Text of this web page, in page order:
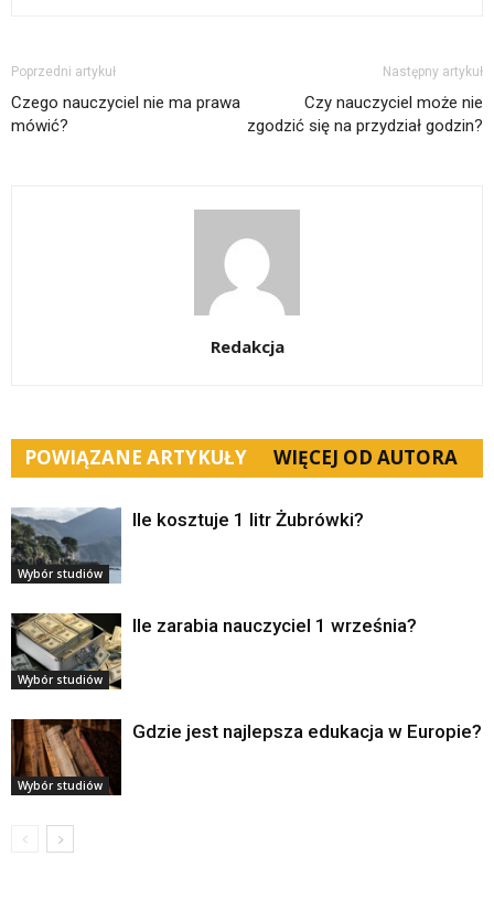
Poprzedni artykuł
Czego nauczyciel nie ma prawa
mówić?
Następny artykuł
Czy nauczyciel może nie
zgodzić się na przydział godzin?
Redakcja
POWIĄZANE ARTYKUŁY WIĘCEJ OD AUTORA
Wybór studiów
Ile kosztuje 1 litr Żubrówki?
Wybór studiów
Ile zarabia nauczyciel 1 września?
Wybór studiów
Gdzie jest najlepsza edukacja w Europie?